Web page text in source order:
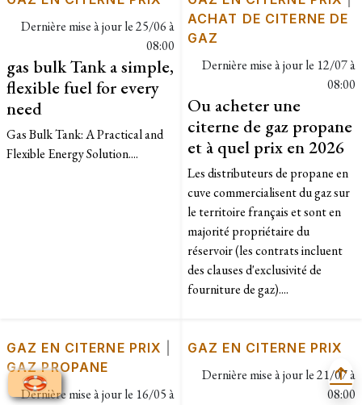
Dernière mise à jour le25/06 à
08:00
gas bulk Tank a simple,
flexible fuel for every
need
Gas Bulk Tank: A Practical and
Flexible Energy Solution....
ACHAT DE CITERNE DE
GAZ
Dernière mise à jour le 12/07 à
08:00
Ou acheter une
citerne de gaz propane
et à quel prix en 2026
Les distributeurs de propane en
cuve commercialisent du gaz sur
le territoire français et sont en
majorité propriétaire du
réservoir (les contrats incluent
des clauses d'exclusivité de
fourniture de gaz)....
GAZ EN CITERNE PRIX
GAZ PROPANE
Dernière mise à jour le 16/05 à
GAZ EN CITERNE PRIX
Dernière mise à jour le21/07 à
08:00